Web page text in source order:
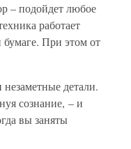
– подойдет любое
работает
При этом от
детали.
сознание, – и
вы заняты